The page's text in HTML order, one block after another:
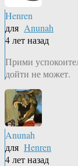
Henren
для Anunah
4 лет назад
Прими
дойти не может.
Anunah
для Henren
4 лет назад